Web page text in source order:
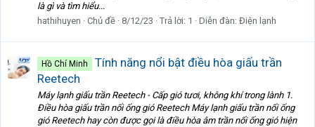
là gì và tìm hiểu...
hathihuyen
Chủ đề 8/12/23 Trả lời: 1 Diễn đàn: Điện lạnh
Hồ Chí Minh
Tính năng nổi bật điều hòa giấu trần
Reetech
Máy lạnh giấu trần Reetech - Cấp gió tươi, không khí trong lành 1.
Điều hòa giấu trần nối ống gió Reetech Máy lạnh giấu trần nối ống
gió Reetech hay còn được gọi là điều hòa âm trần nối ống gió hiện